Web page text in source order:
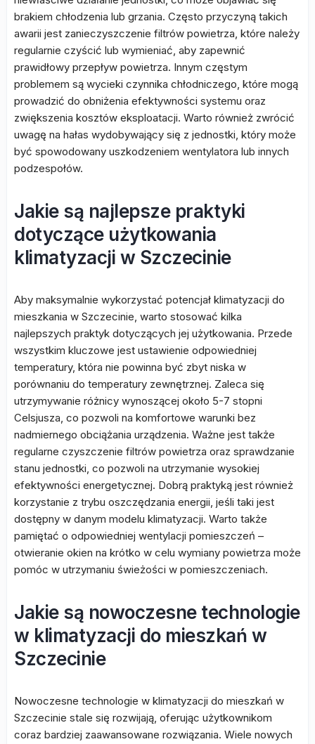
brakiem chłodzenia lub grzania. Często przyczyną takich
awarii jest zanieczyszczenie filtrów powietrza, które należy
regularnie czyścić lub wymieniać, aby zapewnić
prawidłowy przepływ powietrza. Innym częstym
problemem są wycieki czynnika chłodniczego, które mogą
prowadzić do obniżenia efektywności systemu oraz
zwiększenia kosztów eksploatacji. Warto również zwrócić
uwagę na hałas wydobywający się z jednostki, który może
być spowodowany uszkodzeniem wentylatora lub innych
podzespołów.
Jakie są najlepsze praktyki
dotyczące użytkowania
klimatyzacji w Szczecinie
Aby maksymalnie wykorzystać potencjał klimatyzacji do
mieszkania w Szczecinie, warto stosować kilka
najlepszych praktyk dotyczących jej użytkowania. Przede
wszystkim kluczowe jest ustawienie odpowiedniej
temperatury, która nie powinna być zbyt niska w
porównaniu do temperatury zewnętrznej. Zaleca się
utrzymywanie różnicy wynoszącej około 5-7 stopni
Celsjusza, co pozwoli na komfortowe warunki bez
nadmiernego obciążania urządzenia. Ważne jest także
regularne czyszczenie filtrów powietrza oraz sprawdzanie
stanu jednostki, co pozwoli na utrzymanie wysokiej
efektywności energetycznej. Dobrą praktyką jest również
korzystanie z trybu oszczędzania energii, jeśli taki jest
dostępny w danym modelu klimatyzacji. Warto także
pamiętać o odpowiedniej wentylacji pomieszczeń –
otwieranie okien na krótko w celu wymiany powietrza może
pomóc w utrzymaniu świeżości w pomieszczeniach.
Jakie są nowoczesne technologie
w klimatyzacji do mieszkań w
Szczecinie
Nowoczesne technologie w klimatyzacji do mieszkań w
Szczecinie stale się rozwijają, oferując użytkownikom
coraz bardziej zaawansowane rozwiązania. Wiele nowych